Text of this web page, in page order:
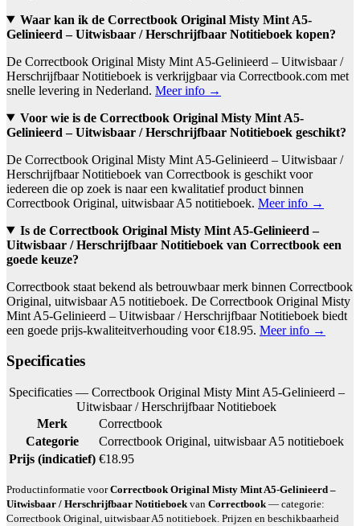
Waar kan ik de Correctbook Original Misty Mint A5-
Gelinieerd – Uitwisbaar / Herschrijfbaar Notitieboek kopen?
De Correctbook Original Misty Mint A5-Gelinieerd – Uitwisbaar /
Herschrijfbaar Notitieboek is verkrijgbaar via Correctbook.com met
snelle levering in Nederland. Meer info →
Voor wie is de Correctbook Original Misty Mint A5-
Gelinieerd – Uitwisbaar / Herschrijfbaar Notitieboek geschikt?
De Correctbook Original Misty Mint A5-Gelinieerd – Uitwisbaar /
Herschrijfbaar Notitieboek van Correctbook is geschikt voor
iedereen die op zoek is naar een kwalitatief product binnen
Correctbook Original, uitwisbaar A5 notitieboek. Meer info →
Is de Correctbook Original Misty Mint A5-Gelinieerd –
Uitwisbaar / Herschrijfbaar Notitieboek van Correctbook een
goede keuze?
Correctbook staat bekend als betrouwbaar merk binnen Correctbook
Original, uitwisbaar A5 notitieboek. De Correctbook Original Misty
Mint A5-Gelinieerd – Uitwisbaar / Herschrijfbaar Notitieboek biedt
een goede prijs-kwaliteitverhouding voor €18.95. Meer info →
Specificaties
Specificaties — Correctbook Original Misty Mint A5-Gelinieerd –
Uitwisbaar / Herschrijfbaar Notitieboek
Merk
Correctbook
Categorie
Correctbook Original, uitwisbaar A5 notitieboek
Prijs (indicatief) €18.95
Productinformatie voorCorrectbook Original Misty Mint A5-Gelinieerd –
Uitwisbaar / Herschrijfbaar Notitieboekvan Correctbook— categorie:
Correctbook Original, uitwisbaar A5 notitieboek. Prijzen en beschikbaarheid